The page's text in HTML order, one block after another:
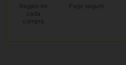
Regalo en
cada
compra
Pago seguro